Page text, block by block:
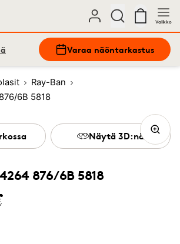
Valikko
Varaa näöntarkastus
Ray-Ban
6B 5818
876/6B 5818
Näytä 3D:nä